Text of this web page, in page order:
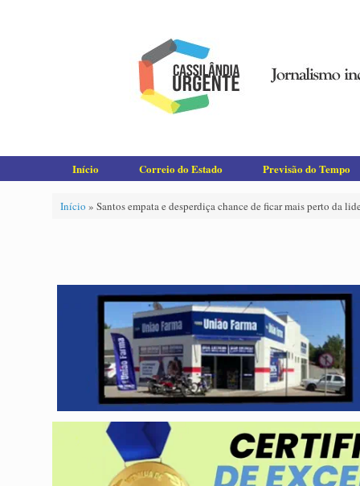
Início Correio do Estado Previsão do Tempo
Início » Santos empata e desperdiça chance de ficar mais perto da